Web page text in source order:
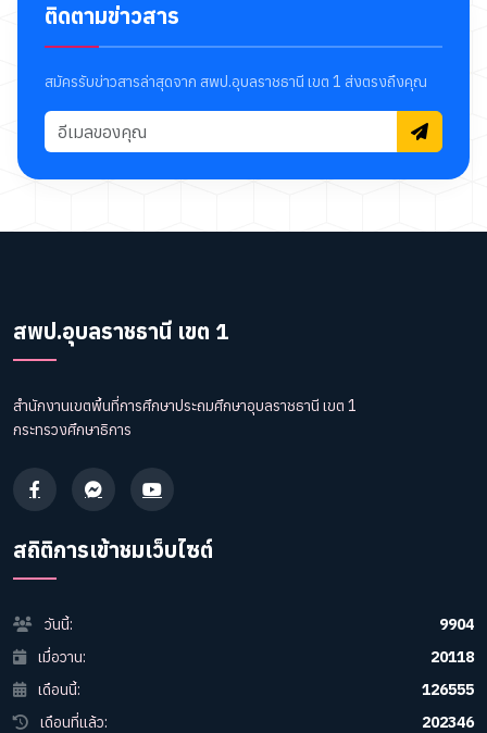
ติดตามข่าวสาร
สมัครรับข่าวสารล่าสุดจาก สพป.อุบลราชธานี เขต 1 ส่งตรงถึงคุณ
สพป.อุบลราชธานี เขต 1
สำนักงานเขตพื้นที่การศึกษาประถมศึกษาอุบลราชธานี เขต 1
กระทรวงศึกษาธิการ
สถิติการเข้าชมเว็บไซต์
วันนี้:
9904
เมื่อวาน:
20118
เดือนนี้:
126555
เดือนที่แล้ว:
202346